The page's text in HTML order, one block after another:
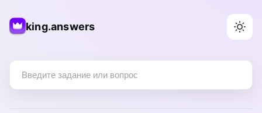
king.answers